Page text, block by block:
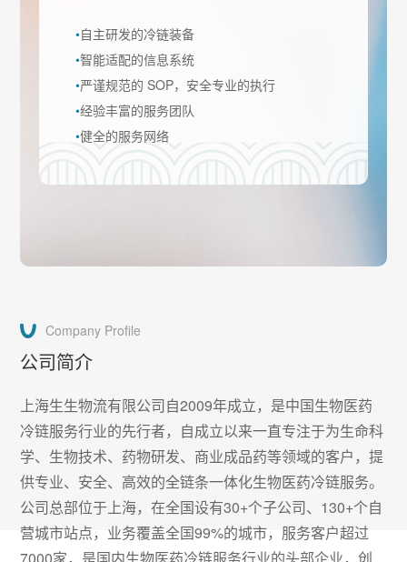
•自主研发的冷链装备
•智能适配的信息系统
•严谨规范的 SOP，安全专业的执行
•经验丰富的服务团队
•健全的服务网络
Company Profile
公司简介
上海生生物流有限公司自2009年成立，是中国生物医药
冷链服务行业的先行者，自成立以来一直专注于为生命科
学、生物技术、药物研发、商业成品药等领域的客户，提
供专业、安全、高效的全链条一体化生物医药冷链服务。
公司总部位于上海，在全国设有30+个子公司、130+个自
营城市站点，业务覆盖全国99%的城市，服务客户超过